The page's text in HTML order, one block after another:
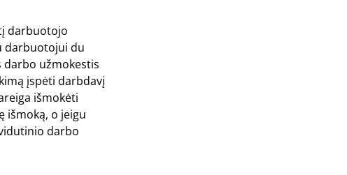
darbuotojo
darbuotojui du
darbo užmokestis
įspėti darbdavį
išmokėti
išmoką, o jeigu
darbo